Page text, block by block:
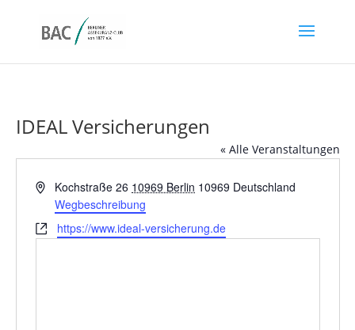
IDEAL Versicherungen
« Alle Veranstaltungen
AdresseKochstraße 26 10969 Berlin 10969 Deutschland
Wegbeschreibung
Webseitehttps://www.ideal-versicherung.de